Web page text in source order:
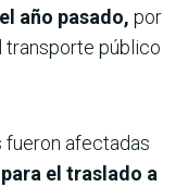
año pasado, por
transporte público
fueron afectadas
el traslado a